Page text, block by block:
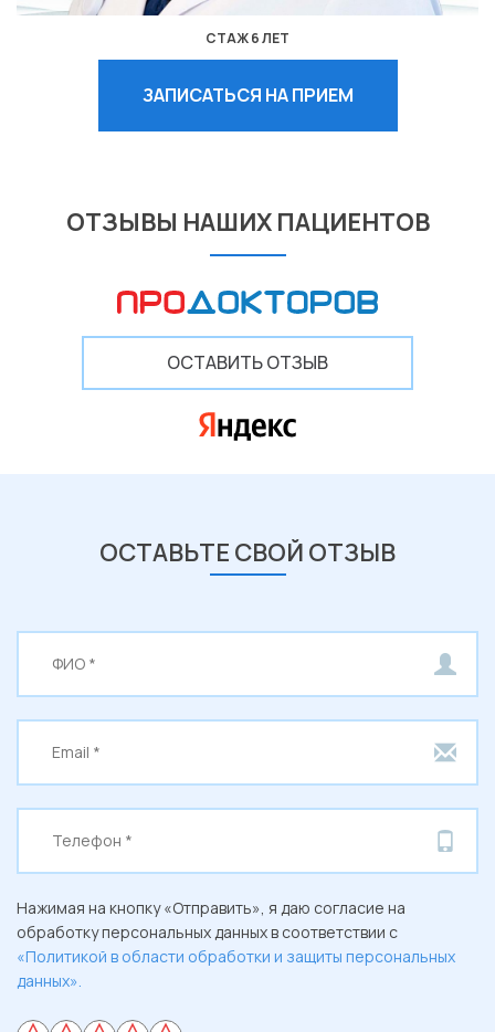
СТАЖ 6 ЛЕТ
ЗАПИСАТЬСЯ НА ПРИЕМ
ОТЗЫВЫ НАШИХ ПАЦИЕНТОВ
ОСТАВИТЬ ОТЗЫВ
ОСТАВЬТЕ СВОЙ ОТЗЫВ
Нажимая на кнопку «Отправить», я даю согласие на
обработку персональных данных в соответствии с
«Политикой в области обработки и защиты персональных
данных».